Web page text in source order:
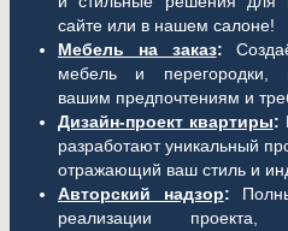
сайте или в нашем салоне!
Мебель на заказ:
мебель и перегородки,
вашим предпочтениям и
Дизайн-проект квартиры:
разработают уникальный
отражающий ваш стиль и
Авторский надзор:
реализации